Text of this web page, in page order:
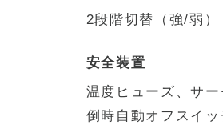
2段階切替（強/弱）
安全装置
温度ヒューズ、サ
倒時自動オフスイッ